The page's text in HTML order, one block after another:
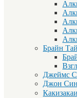
Брайн
Джеймс
Джон